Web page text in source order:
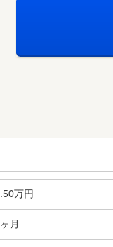
万円
月